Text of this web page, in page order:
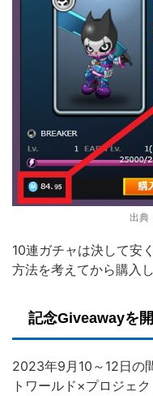
出典
10連ガチャは決して安
方法を考えてから購入
記念Giveawayを
2023年9月10～12日の
トワールド×プロジェ